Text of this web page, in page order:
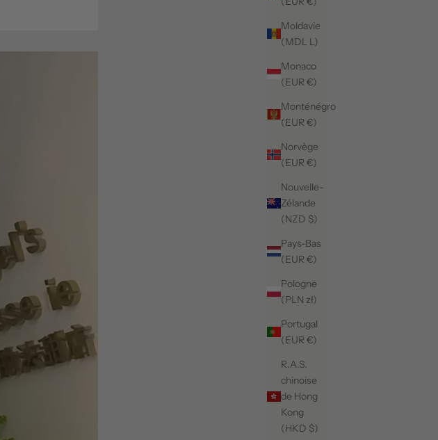
Moldavie
(MDL L)
Monaco
(EUR €)
Monténégro
(EUR €)
Norvège
(EUR €)
Nouvelle-
Zélande
(NZD $)
Pays-Bas
(EUR €)
Pologne
(PLN zł)
Portugal
(EUR €)
R.A.S.
chinoise
de Hong
Kong
(HKD $)